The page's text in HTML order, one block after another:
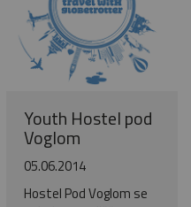
Youth Hostel pod
Voglom
05.06.2014
Hostel Pod Voglom se